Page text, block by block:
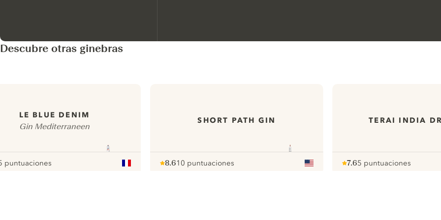
Descubre otras ginebras
LE BLUE DENIM
Gin Mediterraneen
puntuaciones
SHORT PATH GIN
8.6
pour
10 puntuaciones
TERAI INDIA
7.6
pour
5 puntuaciones